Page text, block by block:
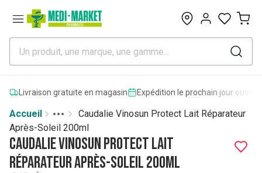
0
Livraison gratuite en magasin Expédition le prochain jour
Accueil
More
Toggle menu
Caudalie Vinosun Protect Lait Réparateur
Après-Soleil 200ml
Caudalie Vinosun Protect Lait
Réparateur Après-Soleil 200ml